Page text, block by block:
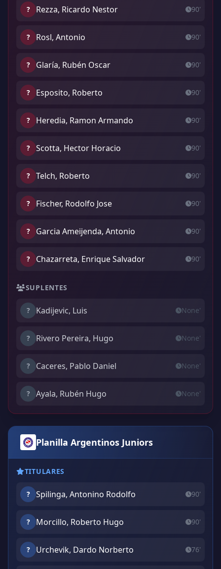
? Rezza, Ricardo Nestor 90'
? Rosl, Antonio 90'
? Glaría, Rubén Oscar 90'
? Esposito, Roberto 90'
? Heredia, Ramon Armando 90'
? Scotta, Hector Horacio 90'
? Telch, Roberto 90'
? Fischer, Rodolfo Jose 90'
? Garcia Ameijenda, Antonio 90'
? Chazarreta, Enrique Salvador 90'
SUPLENTES
? Kadijevic, Luis None'
? Rivero Pereira, Hugo None'
? Caceres, Pablo Daniel None'
? Ayala, Rubén Hugo None'
Planilla Argentinos Juniors
TITULARES
? Spilinga, Antonino Rodolfo 90'
? Morcillo, Roberto Hugo 90'
? Urchevik, Dardo Norberto 76'